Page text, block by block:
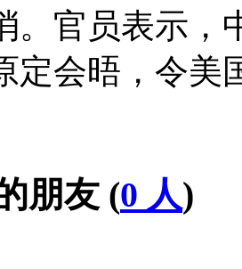
。官员表示，
定会晤，令美
朋友 (0 人)